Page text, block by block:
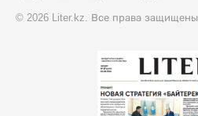
© 2026 Liter.kz. Все права защищены.